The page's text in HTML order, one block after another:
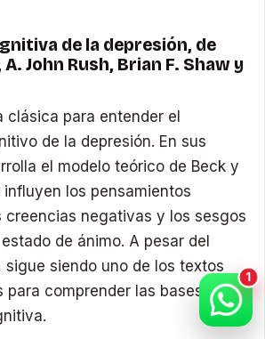
de la depresión, de
John Rush, Brian F. Shaw y
clásica para entender el
de la depresión. En sus
el modelo teórico de Beck y
los pensamientos
creencias negativas y los sesgos
de ánimo. A pesar del
sigue siendo uno de los textos
para comprender las bases de la